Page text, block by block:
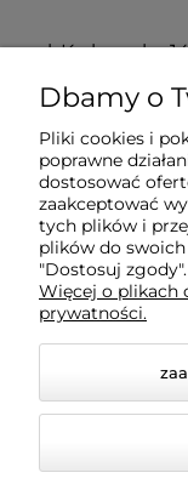
ul. Krakowska
POMOC
INFORMACJE
O NAS
Dbamy o
Pliki cookies i
poprawne
dostosować
zaakceptować
tych plików i
plików do
"Dostosuj zgody".
Więcej o plikach
prywatności.